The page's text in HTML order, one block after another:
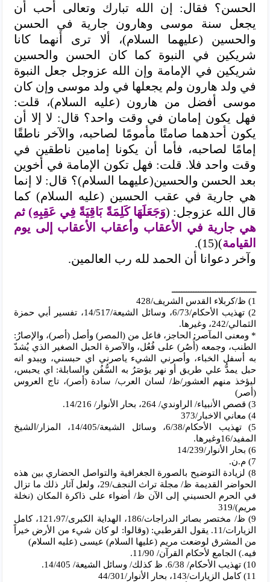
الحسن؟ فقال: إن الله تبارك وتعالى أحب أن
يجعل سنة موسى وهارون جارية في الحسن
والحسين (عليهما السلام)، ألا ترى أنهما كانا
شريكين في النبوة كما كان الحسن والحسين
شريكين في الإمامة وإن الله عزوجل جعل النبوة
في ولد هارون ولم يجعلها في ولد موسى وإن كان
موسى أفضل من هارون (عليه السلام)، قلت:
فهل يكون إمامان في وقت واحد؟ قال: لا إلا أن
يكون أحدهما صامتًا مأمومًا لصاحبه، والآخر ناطقًا
إمامًا لصاحبه، فأما أن يكونا إمامين ناطقين في
وقت واحد فلا. قلت: فهل تكون الإمامة في أخوين
بعد الحسن والحسين(عليهما السلام)؟ قال: لا إنما
هي جارية في عقب الحسين (عليه السلام) كما
قال الله عزوجل: (وَجَعَلَهَا كَلِمَةً بَاقِيَةً فِي عَقِبِهِ) ثم
هي جارية في الأعقاب وأعقاب الأعقاب إلى يوم
القيامة)(15).
وآخر دعوانا أن الحمد لله رب العالمين.
ـــــــــــــــــــــــــــــــــــ
1) ظ/كربلاء القدس الشريف/428
2) تهذيب الأحكام/6/73، وسائل الشيعة/14/517، تفسير أبي حمزة
الثمالي/242، وغيرها.
* ومعنى المآصر: الحاجز، فاعل من (المصر) وأصل (أصر)، والإصارُ:
الطنب، وجمعه (أُصُر) على فُعُل، والآصرة الحبل الصغير الذي يُشدّ
به أسفل الخباء، وأصرني الشيء ياصرني اي حبسني، ويبدو انه
حبل يمدُّ علي طريق أو نهر يؤصَرُ به السُّفُن والسابلة: اي يحبس،
ليؤخذ منهم العشور/ظ/ لسان العرب/ سادة (أصر)، تاج العروس
(أصر)
3) قصص الأنبياء/ الراوندي/ 264، بحار الأنوار/ 14/216.
4) معاني الاخبار/373
5) تهذيب الأحكام/6/38، وسائل الشيعة/14/405، المزار/الشيخ
المفيد/16وغيرها.
6) بحار الأنوار/14/239
7) م.ن.
8) لزيادة التوضيح بالصورة الجغرافية والتواصل الحضاري بين هذه
الحواضر القديمة ظ/ مجلة تراث النجف/29، ولعل آثار ذلك ما تزال
في الحرم الحسيني إلى الآن ظ/ أضواء على ذاكرة المكان (نخلة
مريم)/319
9) ظ/ مختصر بصائر الدراجات/186، الهداية الكبرى/121،97، كامل
الزيارات/11. يقول القرطبي: (وقالوا: لو كان شيء من الأرض خيراً
من المشرق لوضعت مريم (عليها السلام) عيسى (عليه السلام)
فيه.) الجامع لأحكام القرآن/ 11/90.
10) تهذيب الأحكام/ 6/38. ظ كذلك/ وسائل الشيعة/ 14/405.
11) كامل الزيارات/143، بحار الأنوار/44/301